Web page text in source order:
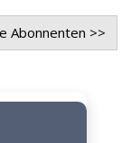
Abonnenten >>